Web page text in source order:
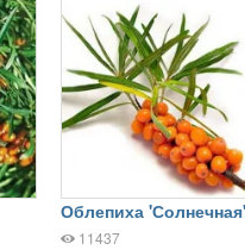
Облепиха 'Солнечная'
11437